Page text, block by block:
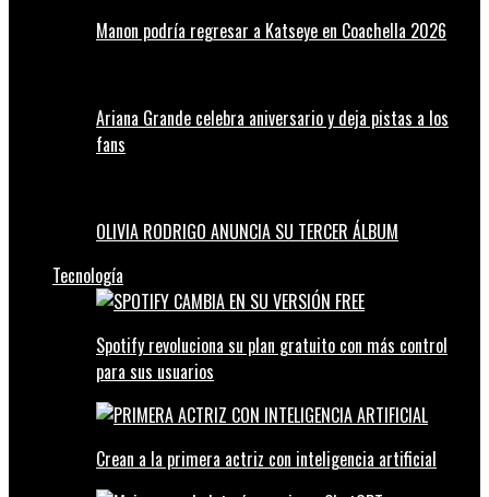
Manon podría regresar a Katseye en Coachella 2026
Ariana Grande celebra aniversario y deja pistas a los
fans
OLIVIA RODRIGO ANUNCIA SU TERCER ÁLBUM
Tecnología
Spotify revoluciona su plan gratuito con más control
para sus usuarios
Crean a la primera actriz con inteligencia artificial